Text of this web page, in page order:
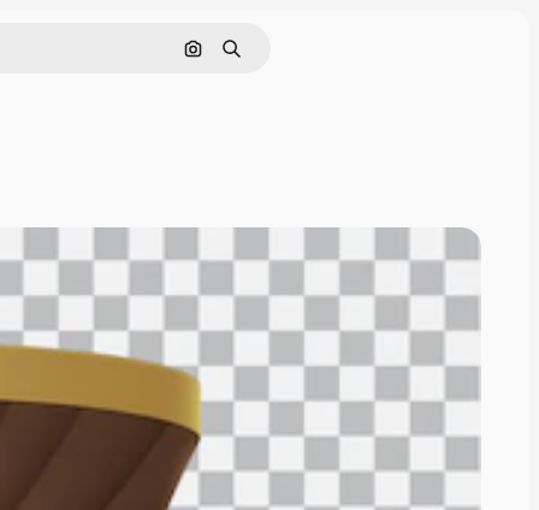
Buscar por imagen
Buscar